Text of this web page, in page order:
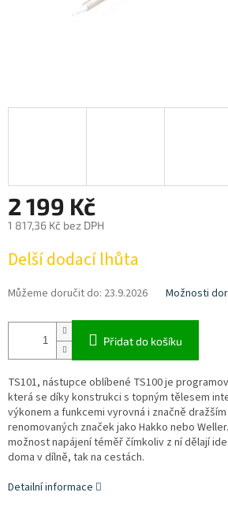
2 199 Kč
1 817,36 Kč bez DPH
cena:
Delší dodací lhůta
Můžeme doručit do: 23.9.2026 Možnosti
Přidat do košíku
TS101, nástupce oblíbené TS100 je
která se díky konstrukci s topným tělesem
výkonem a funkcemi vyrovná i značně
renomovaných značek jako Hakko nebo
možnost napájení téměř čímkoliv z ní dělají
doma v dílně, tak na cestách.
Detailní informace